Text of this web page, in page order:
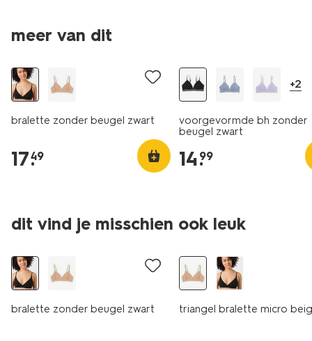
meer van dit
bralette zonder beugel zwart
17.
49
+2
voorgevormde bh zonder
beugel zwart
14.
99
dit vind je misschien ook leuk
bralette zonder beugel zwart triangel bralette micro